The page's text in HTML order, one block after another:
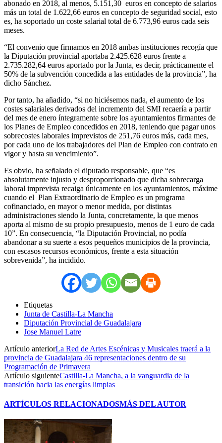
abonado en 2018, al menos, 5.151,30 euros en concepto de salarios
más un total de 1.622,66 euros en concepto de seguridad social, esto
es, ha soportado un coste salarial total de 6.773,96 euros cada seis
meses.
“El convenio que firmamos en 2018 ambas instituciones recogía que
la Diputación provincial aportaba 2.425.628 euros frente a
2.735.282,64 euros aportado por la Junta, es decir, prácticamente el
50% de la subvención concedida a las entidades de la provincia”, ha
dicho Sánchez.
Por tanto, ha añadido, “si no hiciésemos nada, el aumento de los
costes salariales derivados del incremento del SMI recaería a partir
del mes de enero íntegramente sobre los ayuntamientos firmantes de
los Planes de Empleo concedidos en 2018, teniendo que pagar unos
sobrecostes laborales imprevistos de 251,76 euros más, cada mes,
por cada uno de los trabajadores del Plan de Empleo con contrato en
vigor y hasta su vencimiento”.
Es obvio, ha señalado el diputado responsable, que “es
absolutamente injusto y desproporcionado que dicha sobrecarga
laboral imprevista recaiga únicamente en los ayuntamientos, máxime
cuando el Plan Extraordinario de Empleo es un programa
cofinanciado, en mayor o menor medida, por distintas
administraciones siendo la Junta, concretamente, la que menos
aporta al mismo de su propio presupuesto, menos de 1 euro de cada
10”. En consecuencia, “la Diputación Provincial, no podía
abandonar a su suerte a esos pequeños municipios de la provincia,
con escasos recursos económicos, frente a esta situación
sobrevenida”, ha incidido.
Etiquetas
Junta de Castilla-La Mancha
Diputación Provincial de Guadalajara
Jose Manuel Latre
Artículo anteriorLa Red de Artes Escénicas y Musicales traerá a la
provincia de Guadalajara 46 representaciones dentro de su
Programación de Primavera
Artículo siguienteCastilla-La Mancha, a la vanguardia de la
transición hacia las energías limpias
ARTÍCULOS RELACIONADOSMÁS DEL AUTOR